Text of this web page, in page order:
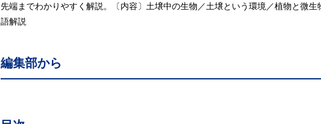
先端までわかりやすく解説。〔内容〕土壌中の生物／土壌という環境／植物と微
語解説
編集部から